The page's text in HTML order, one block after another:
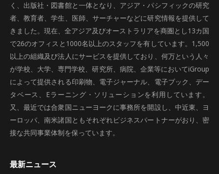
く、出版社・図書館と一体となり、アジア・パシフィックの研究
者、教育者、学生、医師、サーチャーなどに研究情報を提供して
きました。現在、全アジア及びオーストラリアを商圏とし13カ国
で26のオフィスと1000名以上のスタッフを有しています。1,500
以上の組織及び法人にサービスを提供しており、何万という人々
が学校、大学、専門学校、研究所、病院、企業等においてiGroup
によって提供される印刷物、電子ジャーナル、電子ブック、デー
タベース、Eラーニング・ソリューションを利用しています。
又、最近では合衆国ニューヨークに事務所を開設し、中近東、ヨ
ーロッパ、南米諸国ともそれぞれビジネスパートナーがおり、密
接な共同事業体制を保っています。
最新ニュース